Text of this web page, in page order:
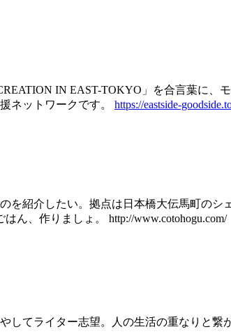
IN EAST-TOKYO」を合言葉に
ネットワークです。 https://eastside-
紹介したい。拠点は日本橋大伝馬町のシ
ん、作りましょ。 http://www.cotohogu.com/
してライター志望。人の生活の重なりと